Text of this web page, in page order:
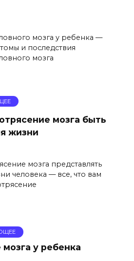
мозга у ребенка —
и последствия
мозга
мозга быть
жизни
мозга представлять
человека — все, что вам
у ребенка